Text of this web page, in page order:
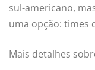
sul-americano,
uma opção: times
Mais detalhes